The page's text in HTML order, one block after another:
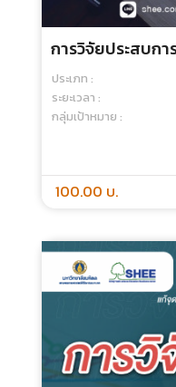
การวิจัยประสบก